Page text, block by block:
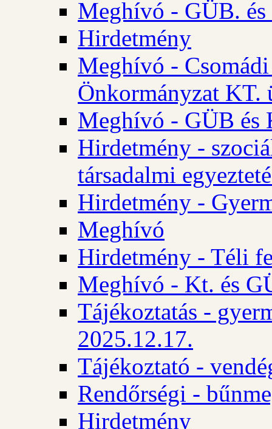
Meghívó - GÜB.
Hirdetmény
Meghívó -
Önkormányzat KT.
Meghívó - GÜB és
Hirdetmény -
társadalmi
Hirdetmény -
Meghívó
Hirdetmény - Téli
Meghívó - Kt. és
Tájékoztatás -
2025.12.17.
Tájékoztató -
Rendőrségi -
Hirdetmény